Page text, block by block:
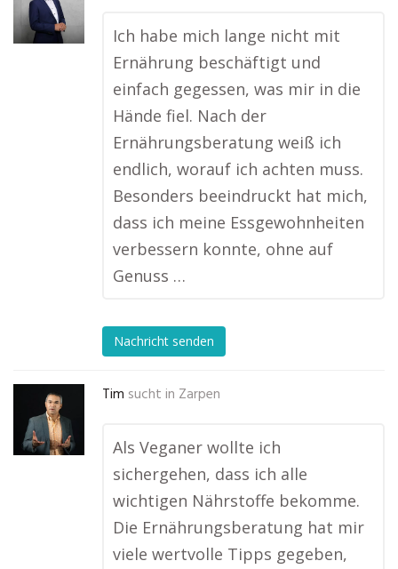
Ich habe mich lange nicht mit
Ernährung beschäftigt und
einfach gegessen, was mir in die
Hände fiel. Nach der
Ernährungsberatung weiß ich
endlich, worauf ich achten muss.
Besonders beeindruckt hat mich,
dass ich meine Essgewohnheiten
verbessern konnte, ohne auf
Genuss …
Nachricht senden
Tim sucht in Zarpen
Als Veganer wollte ich
sichergehen, dass ich alle
wichtigen Nährstoffe bekomme.
Die Ernährungsberatung hat mir
viele wertvolle Tipps gegeben,